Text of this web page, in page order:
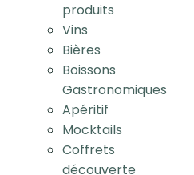
produits
Vins
Bières
Boissons
Gastronomiques
Apéritif
Mocktails
Coffrets
découverte